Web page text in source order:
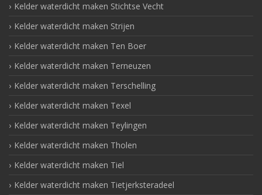
Kelder waterdicht maken Stichtse Vecht
Kelder waterdicht maken Strijen
Kelder waterdicht maken Ten Boer
Kelder waterdicht maken Terneuzen
Kelder waterdicht maken Terschelling
Kelder waterdicht maken Texel
Kelder waterdicht maken Teylingen
Kelder waterdicht maken Tholen
Kelder waterdicht maken Tiel
Kelder waterdicht maken Tietjerksteradeel